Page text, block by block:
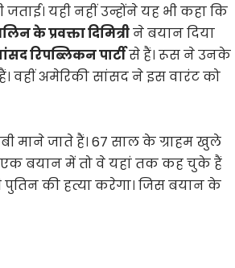
यही नहीं उन्होंने यह भी कहा कि
के प्रवक्ता दिमित्रीने बयान दिया
रिपब्लिकन पार्टीसे हैं। रूस ने उनके
वहीं अमेरिकी सांसद ने इस वारंट को
माने जाते हैं। 67 साल के ग्राहम खुले
एक बयान में तो वे यहां तक कह चुके हैं
की हत्या करेगा। जिस बयान के